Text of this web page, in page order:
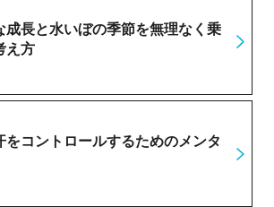
成長と水いぼの季節を無理なく乗
え方
をコントロールするためのメンタ